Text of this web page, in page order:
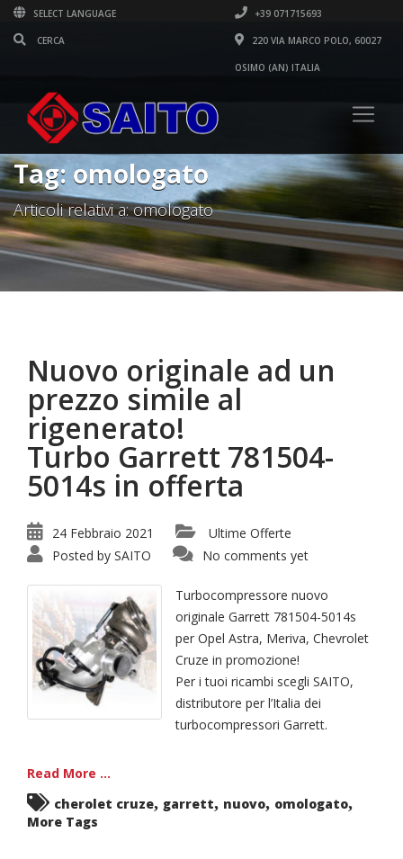
SELECT LANGUAGE +39 071715693
220 VIA MARCO POLO, 60027
OSIMO (AN) ITALIA
Tag: omologato
Articoli relativi a: omologato
Nuovo originale ad un
prezzo simile al
rigenerato!
Turbo Garrett 781504-
5014s in offerta
24 Febbraio 2021
Ultime Offerte
Posted by SAITO No comments yet
Turbocompressore nuovo
originale Garrett 781504-5014s
per Opel Astra, Meriva, Chevrolet
Cruze in promozione!
Per i tuoi ricambi scegli SAITO,
distributore per l’Italia dei
turbocompressori Garrett.
Read More ...
cherolet cruze, garrett, nuovo, omologato,
More Tags